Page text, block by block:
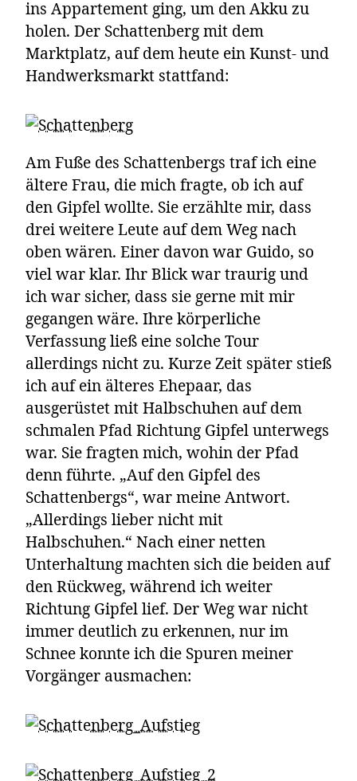
ins Appartement ging, um den Akku zu
holen. Der Schattenberg mit dem
Marktplatz, auf dem heute ein Kunst- und
Handwerksmarkt stattfand:
Am Fuße des Schattenbergs traf ich eine
ältere Frau, die mich fragte, ob ich auf
den Gipfel wollte. Sie erzählte mir, dass
drei weitere Leute auf dem Weg nach
oben wären. Einer davon war Guido, so
viel war klar. Ihr Blick war traurig und
ich war sicher, dass sie gerne mit mir
gegangen wäre. Ihre körperliche
Verfassung ließ eine solche Tour
allerdings nicht zu. Kurze Zeit später stieß
ich auf ein älteres Ehepaar, das
ausgerüstet mit Halbschuhen auf dem
schmalen Pfad Richtung Gipfel unterwegs
war. Sie fragten mich, wohin der Pfad
denn führte. „Auf den Gipfel des
Schattenbergs“, war meine Antwort.
„Allerdings lieber nicht mit
Halbschuhen.“ Nach einer netten
Unterhaltung machten sich die beiden auf
den Rückweg, während ich weiter
Richtung Gipfel lief. Der Weg war nicht
immer deutlich zu erkennen, nur im
Schnee konnte ich die Spuren meiner
Vorgänger ausmachen: